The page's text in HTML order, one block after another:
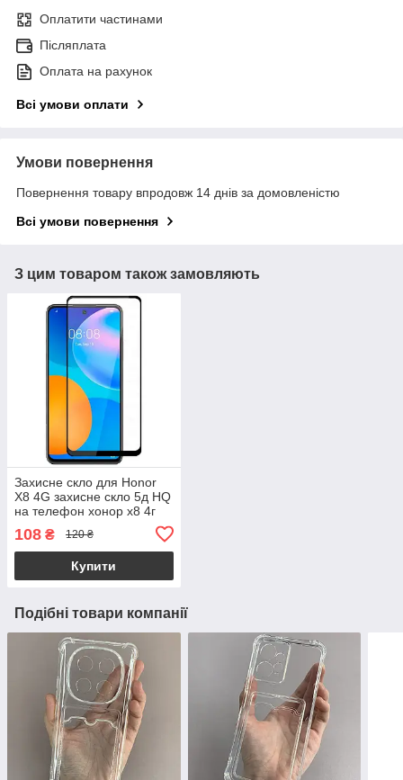
Оплатити частинами
Післяплата
Оплата на рахунок
Всі умови оплати
Умови повернення
Повернення товару впродовж 14 днів за домовленістю
Всі умови повернення
З цим товаром також замовляють
Захисне скло для Honor
X8 4G захисне скло 5д HQ
на телефон хонор х8 4г
108 ₴ 120 ₴
Купити
Подібні товари компанії